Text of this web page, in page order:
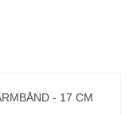
- 17 CM